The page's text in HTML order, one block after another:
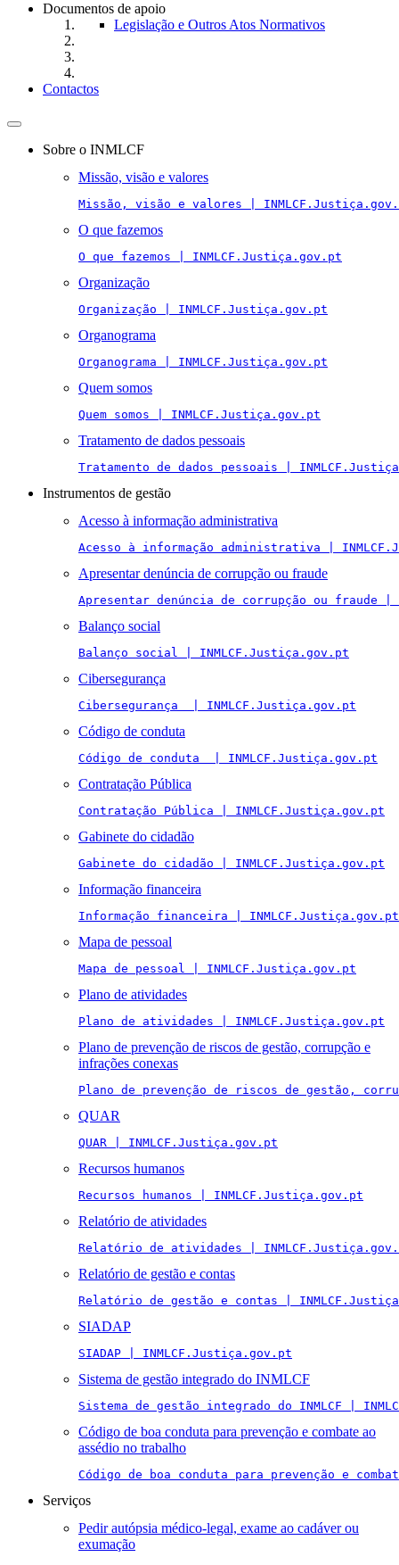
Documentos de apoio
Legislação e Outros Atos Normativos
Contactos
Toggle
navigationSobre o INMLCF
Missão, visão e valores
Missão, visão e valores |
O que fazemos
O que fazemos | INMLCF.Justiça.gov.pt
Organização
Organização | INMLCF.Justiça.gov.pt
Organograma
Organograma | INMLCF.Justiça.gov.pt
Quem somos
Quem somos | INMLCF.Justiça.gov.pt
Tratamento de dados pessoais
Tratamento de dados pessoais |
Instrumentos de gestão
Acesso à informação administrativa
Acesso à informação administrativa |
Apresentar denúncia de corrupção ou fraude
Apresentar denúncia de corrupção ou fraude |
Balanço social
Balanço social | INMLCF.Justiça.gov.pt
Cibersegurança
Cibersegurança  | INMLCF.Justiça.gov.pt
Código de conduta
Código de conduta  | INMLCF.Justiça.gov.pt
Contratação Pública
Contratação Pública | INMLCF.Justiça.gov.pt
Gabinete do cidadão
Gabinete do cidadão | INMLCF.Justiça.gov.pt
Informação financeira
Informação financeira | INMLCF.Justiça.gov.pt
Mapa de pessoal
Mapa de pessoal | INMLCF.Justiça.gov.pt
Plano de atividades
Plano de atividades | INMLCF.Justiça.gov.pt
Plano de prevenção de riscos de gestão, corrupção e
infrações conexas
Plano de prevenção de riscos de gestão,
QUAR
QUAR | INMLCF.Justiça.gov.pt
Recursos humanos
Recursos humanos | INMLCF.Justiça.gov.pt
Relatório de atividades
Relatório de atividades |
Relatório de gestão e contas
Relatório de gestão e contas |
SIADAP
SIADAP | INMLCF.Justiça.gov.pt
Sistema de gestão integrado do INMLCF
Sistema de gestão integrado do INMLCF |
Código de boa conduta para prevenção e combate ao
assédio no trabalho
Código de boa conduta para prevenção e
Serviços
Pedir autópsia médico-legal, exame ao cadáver ou
exumação